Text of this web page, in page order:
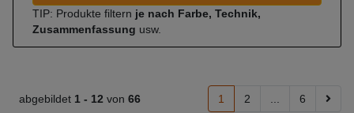
TIP: Produkte filtern je nach Farbe, Technik,
Zusammenfassung usw.
abgebildet 1 - 12 von 66 1 2 6